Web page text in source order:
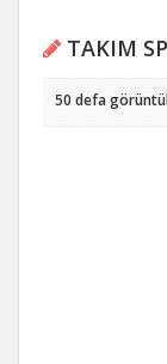
TAKIM
50 defa